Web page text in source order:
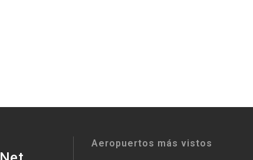
Aeropuertos más vistos